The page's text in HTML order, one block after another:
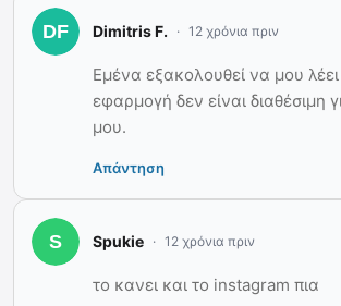
Dimitris F. 12 χρόνια πριν
Εμένα εξακολουθεί να μου λέει
εφαρμογή δεν είναι διαθέσιμη
μου.
Απάντηση
Spukie 12 χρόνια πριν
το κανει και το instagram πια